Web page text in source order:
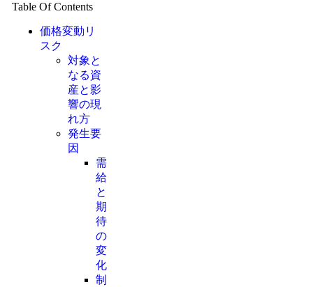
Table Of Contents
価格変動リ
スク
対象と
なる資
産と影
響の現
れ方
発生要
因
需
給
と
期
待
の
変
化
制